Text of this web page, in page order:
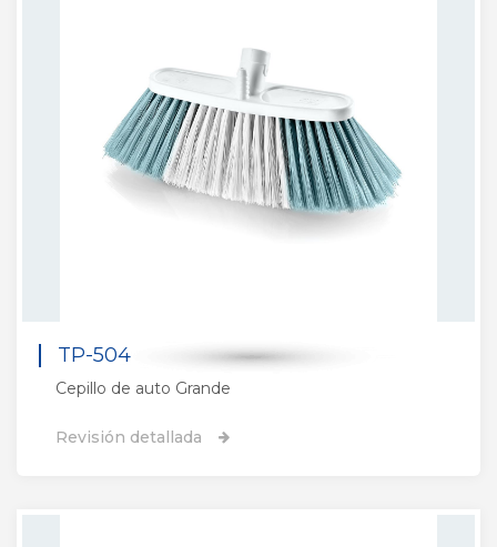
TP-504
Cepillo de auto Grande
Revisión detallada